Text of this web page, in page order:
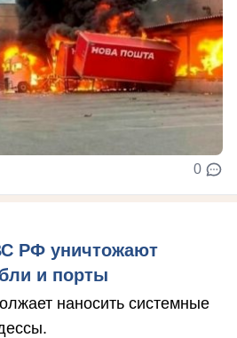
0
РФ уничтожают
и порты
наносить системные